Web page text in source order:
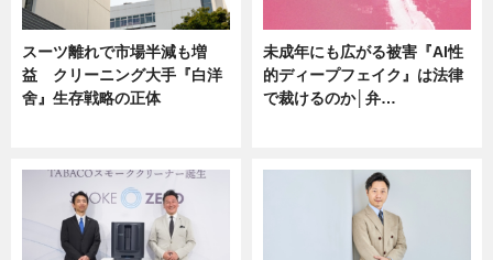
スーツ離れで市場半減も増
益 クリーニング大手『白洋
舍』生存戦略の正体
未成年にも広がる被害『AI性
的ディープフェイク』は法律
で裁けるのか│弁…